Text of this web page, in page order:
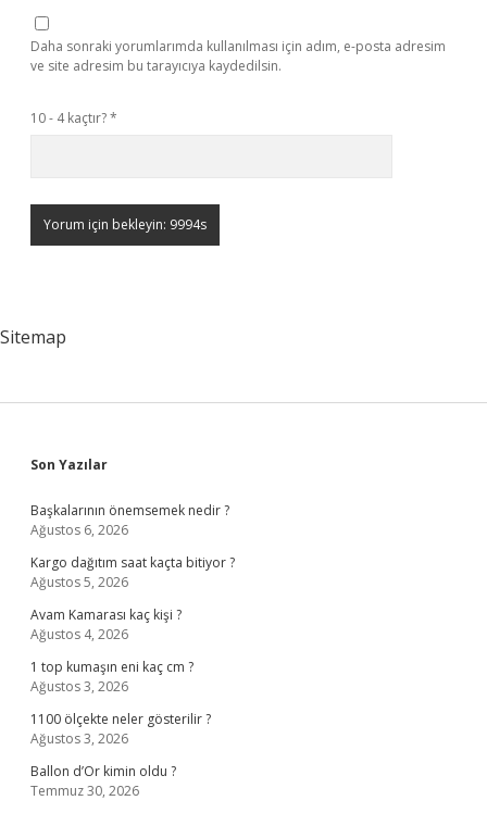
Daha sonraki yorumlarımda kullanılması için adım, e-posta adresim
ve site adresim bu tarayıcıya kaydedilsin.
10 - 4 kaçtır?*
Sitemap
Sidebar
Son Yazılar
Başkalarının önemsemek nedir ?
Ağustos 6, 2026
Kargo dağıtım saat kaçta bitiyor ?
Ağustos 5, 2026
Avam Kamarası kaç kişi ?
Ağustos 4, 2026
1 top kumaşın eni kaç cm ?
Ağustos 3, 2026
1100 ölçekte neler gösterilir ?
Ağustos 3, 2026
Ballon d’Or kimin oldu ?
Temmuz 30, 2026